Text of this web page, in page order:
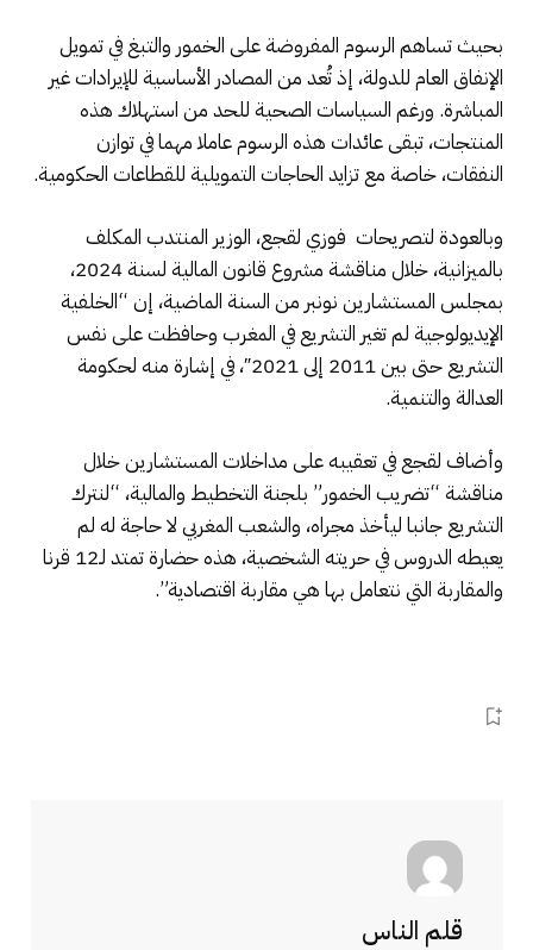
بحيث تساهم الرسوم المفروضة على الخمور والتبغ في تمويل
الإنفاق العام للدولة، إذ تُعد من المصادر الأساسية للإيرادات غير
المباشرة. ورغم السياسات الصحية للحد من استهلاك هذه
المنتجات، تبقى عائدات هذه الرسوم عاملا مهما في توازن
النفقات، خاصة مع تزايد الحاجات التمويلية للقطاعات الحكومية.
وبالعودة لتصريحات فوزي لقجع، الوزير المنتدب المكلف
بالميزانية، خلال مناقشة مشروع قانون المالية لسنة 2024،
بمجلس المستشارين نونبر من السنة الماضية، إن “الخلفية
الإيديولوجية لم تغير التشريع في المغرب وحافظت على نفس
التشريع حتى بين 2011 إلى 2021″، في إشارة منه لحكومة
العدالة والتنمية.
وأضاف لقجع في تعقيبه على مداخلات المستشارين خلال
مناقشة “تضريب الخمور” بلجنة التخطيط والمالية، “لنترك
التشريع جانبا ليأخذ مجراه، والشعب المغربي لا حاجة له لم
يعيطه الدروس في حريته الشخصية، هذه حضارة تمتد لـ12 قرنا
والمقاربة التي نتعامل بها هي مقاربة اقتصادية”.
قلم الناس